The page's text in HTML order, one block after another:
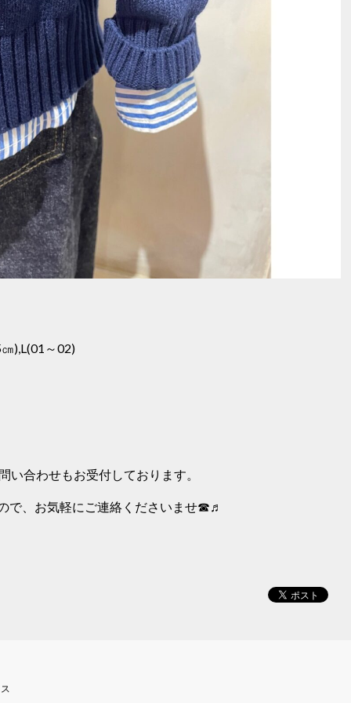
),L(01～02)
合わせもお受付しております。
で、お気軽にご連絡くださいませ☎♬